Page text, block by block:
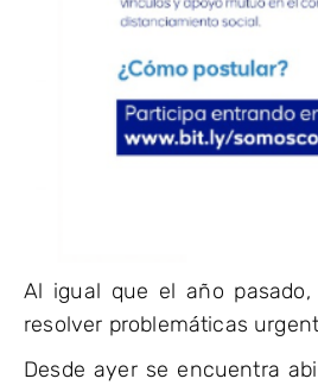
Al igual que el año
resolver problemáticas
Desde ayer se encuentra